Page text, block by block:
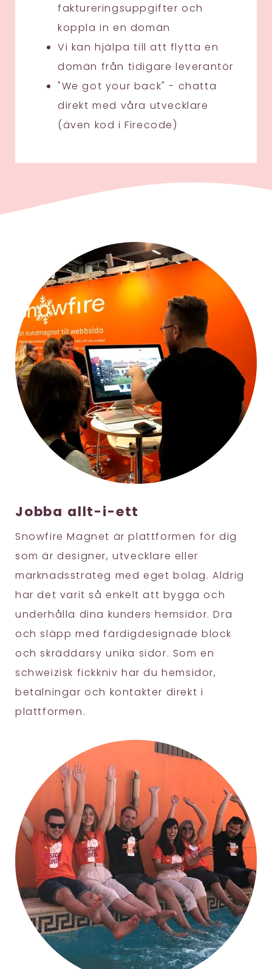
faktureringsuppgifter och
koppla in en domän
Vi kan hjälpa till att flytta en
domän från tidigare leverantör
"We got your back" - chatta
direkt med våra utvecklare
(även kod i Firecode)
Jobba allt-i-ett
Snowfire Magnet är plattformen för dig
som är designer, utvecklare eller
marknadsstrateg med eget bolag. Aldrig
har det varit så enkelt att bygga och
underhålla dina kunders hemsidor. Dra
och släpp med färdigdesignade block
och skräddarsy unika sidor. Som en
schweizisk fickkniv har du hemsidor,
betalningar och kontakter direkt i
plattformen.